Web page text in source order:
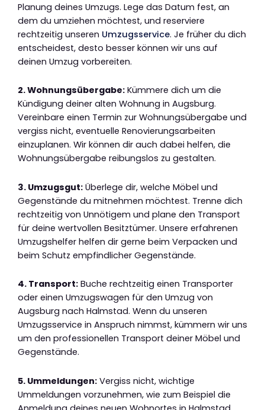
Planung deines Umzugs. Lege das Datum fest, an
dem du umziehen möchtest, und reserviere
rechtzeitig unseren Umzugsservice. Je früher du dich
entscheidest, desto besser können wir uns auf
deinen Umzug vorbereiten.
2. Wohnungsübergabe: Kümmere dich um die
Kündigung deiner alten Wohnung in Augsburg.
Vereinbare einen Termin zur Wohnungsübergabe und
vergiss nicht, eventuelle Renovierungsarbeiten
einzuplanen. Wir können dir auch dabei helfen, die
Wohnungsübergabe reibungslos zu gestalten.
3. Umzugsgut: Überlege dir, welche Möbel und
Gegenstände du mitnehmen möchtest. Trenne dich
rechtzeitig von Unnötigem und plane den Transport
für deine wertvollen Besitztümer. Unsere erfahrenen
Umzugshelfer helfen dir gerne beim Verpacken und
beim Schutz empfindlicher Gegenstände.
4. Transport: Buche rechtzeitig einen Transporter
oder einen Umzugswagen für den Umzug von
Augsburg nach Halmstad. Wenn du unseren
Umzugsservice in Anspruch nimmst, kümmern wir uns
um den professionellen Transport deiner Möbel und
Gegenstände.
5. Ummeldungen: Vergiss nicht, wichtige
Ummeldungen vorzunehmen, wie zum Beispiel die